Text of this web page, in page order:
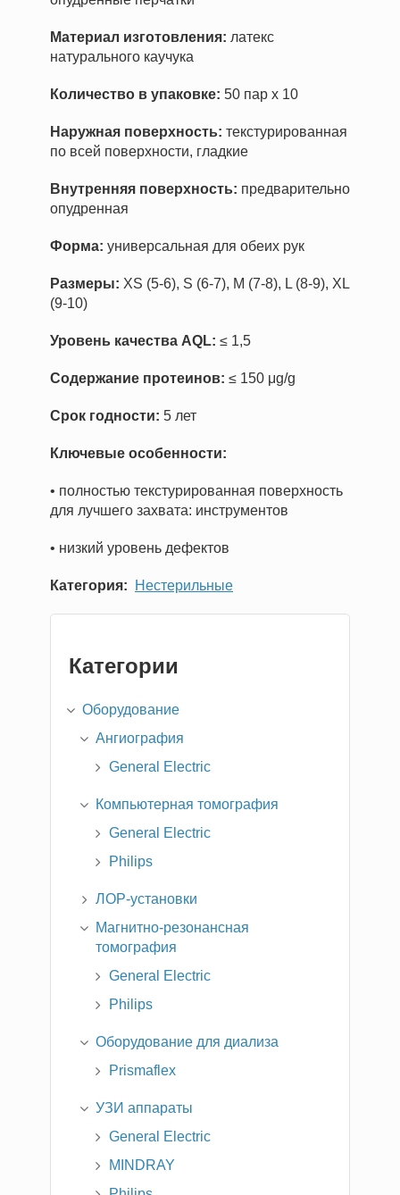
Материал изготовления: латекс
натурального каучука
Количество в упаковке: 50 пар х 10
Наружная поверхность: текстурированная
по всей поверхности, гладкие
Внутренняя поверхность: предварительно
опудренная
Форма: универсальная для обеих рук
Размеры: XS (5-6), S (6-7), M (7-8), L (8-9), XL
(9-10)
Уровень качества AQL: ≤ 1,5
Содержание протеинов: ≤ 150 μg/g
Срок годности: 5 лет
Ключевые особенности:
• полностью текстурированная поверхность
для лучшего захвата: инструментов
• низкий уровень дефектов
Категория Нестерильные
Категории
Оборудование
Ангиография
General Electric
Компьютерная томография
General Electric
Philips
ЛОР-установки
Магнитно-резонансная
томография
General Electric
Philips
Оборудование для диализа
Prismaflex
УЗИ аппараты
General Electric
MINDRAY